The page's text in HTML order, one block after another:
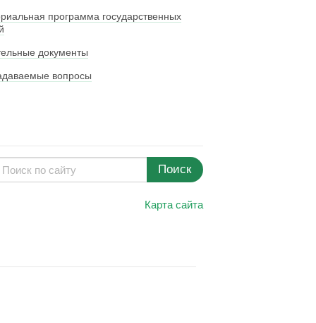
программа государственных
документы
вопросы
Поиск
Карта сайта